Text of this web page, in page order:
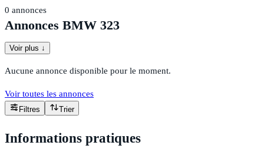
0 annonces
Annonces BMW 323
Voir plus ↓
Aucune annonce disponible pour le moment.
Voir toutes les annonces
Filtres Trier
Informations pratiques